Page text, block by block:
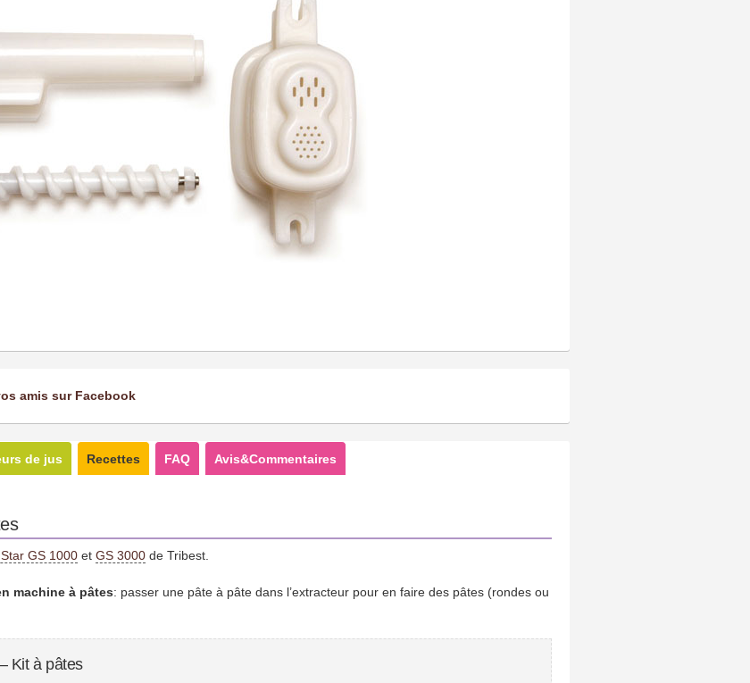
amis sur Facebook
de jus Recettes FAQ Avis&Commentaires
GS 1000 et GS 3000 de Tribest.
machine à pâtes: passer une pâte à pâte dans l’extracteur pour en faire des pâtes (rondes ou
Kit à pâtes